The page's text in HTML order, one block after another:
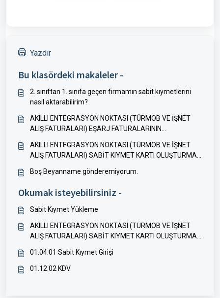
Yazdır
Bu klasördeki makaleler -
2. sınıftan 1. sınıfa geçen firmamın sabit kıymetlerini
nasıl aktarabilirim?
AKILLI ENTEGRASYON NOKTASI (TÜRMOB VE İŞNET
ALIŞ FATURALARI) EŞARJ FATURALARININ
AKILLI ENTEGRASYON NOKTASI (TÜRMOB VE İŞNET
ALIŞ FATURALARI) SABİT KIYMET KARTI OLUŞTURMA
Boş Beyanname gönderemiyorum.
Okumak isteyebilirsiniz -
Sabit Kıymet Yükleme
AKILLI ENTEGRASYON NOKTASI (TÜRMOB VE İŞNET
ALIŞ FATURALARI) SABİT KIYMET KARTI OLUŞTURMA
01.04.01 Sabit Kıymet Girişi
01.12.02 KDV